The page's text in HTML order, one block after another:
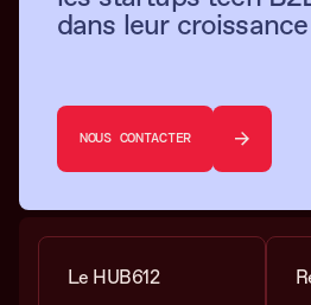
dans leur croissance
NOUS CONTACTER
Le HUB612